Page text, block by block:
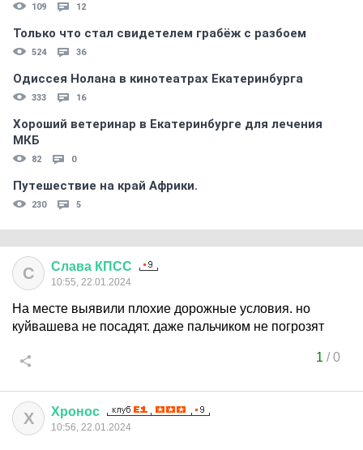
109 12
Только что стал свидетелем грабёж с разбоем
524 36
Одиссея Нолана в кинотеатрах Екатеринбурга
333 16
Хороший ветеринар в Екатеринбурге для лечения
МКБ
82 0
Путешествие на край Африки.
230 5
С Слава КПСС
10:55, 22.01.2024
На месте выявили плохие дорожные условия. но
куйвашева не посадят. даже пальчиком не погрозят
1 /0
Х Хронос
10:56, 22.01.2024